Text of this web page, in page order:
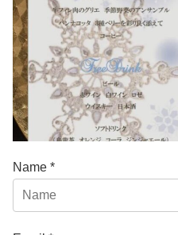
Name *